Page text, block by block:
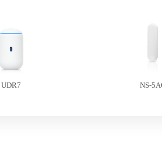
UDR7 NS-